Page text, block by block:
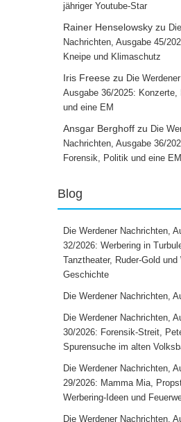
jähriger Youtube-Star
Rainer Henselowsky zu
Nachrichten, Ausgabe 45/
Kneipe und Klimaschutz
Iris Freese zu Die
Ausgabe 36/2025:
und eine EM
Ansgar Berghoff zu Die
Nachrichten, Ausgabe 36/
Forensik, Politik und eine EM
Blog
Die Werdener Nachrichten,
32/2026: Werbering in
Tanztheater, Ruder-Gold und
Geschichte
Die Werdener Nachrichten,
Die Werdener Nachrichten,
30/2026: Forensik-Streit,
Spurensuche im alten
Die Werdener Nachrichten,
29/2026: Mamma Mia,
Werbering-Ideen und
Die Werdener Nachrichten,